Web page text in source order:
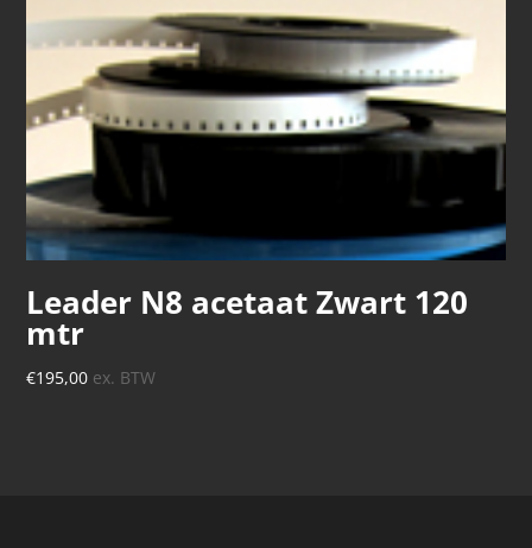
Leader N8 acetaat Zwart 120
mtr
€195,00 ex. BTW